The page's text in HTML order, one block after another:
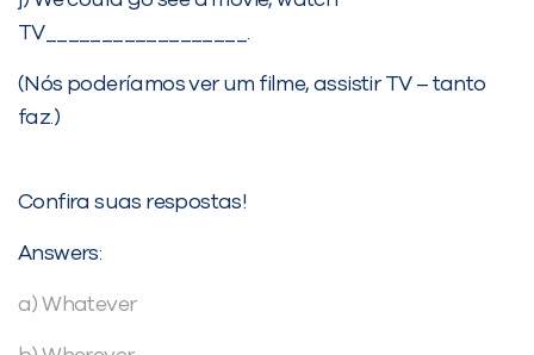
TV__________________.
(Nós poderíamos ver um filme, assistir TV – tanto
faz.)
Confira suas respostas!
Answers:
a) Whatever